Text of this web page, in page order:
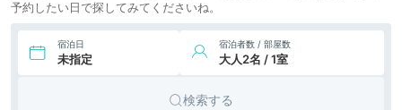
予約したい日で探してみてくださいね。
宿泊日
未指定
宿泊者数 / 部屋数
大人2名 / 1室
検索する